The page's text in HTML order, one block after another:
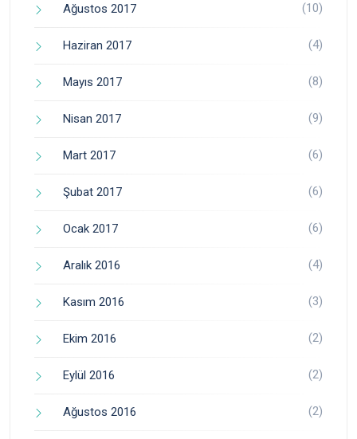
Ağustos 2017 (10)
Haziran 2017 (4)
Mayıs 2017 (8)
Nisan 2017 (9)
Mart 2017 (6)
Şubat 2017 (6)
Ocak 2017 (6)
Aralık 2016 (4)
Kasım 2016 (3)
Ekim 2016 (2)
Eylül 2016 (2)
Ağustos 2016 (2)